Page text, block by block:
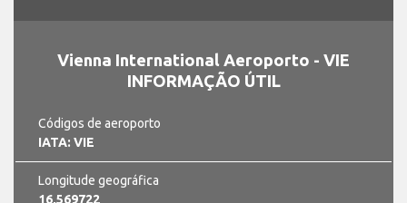
Vienna International Aeroporto - VIE
INFORMAÇÃO ÚTIL
Códigos de aeroporto
IATA: VIE
Longitude geográfica
16,569722